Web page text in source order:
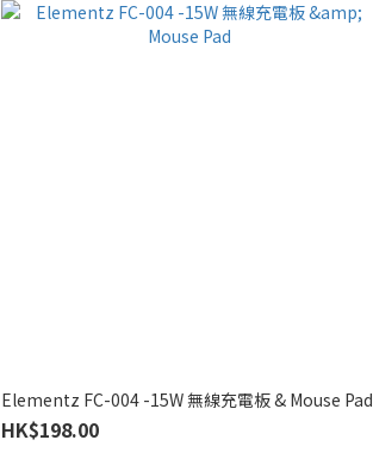
Elementz FC-004 -15W 無線充電板 & Mouse Pad
HK$198.00